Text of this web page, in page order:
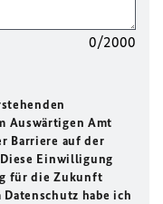
0/2000
Auswärtigen Amt
Barriere auf der
Einwilligung
für die Zukunft
habe ich